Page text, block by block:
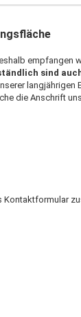
empfangen
sind
langjährigen
die Anschrift
Kontaktformular